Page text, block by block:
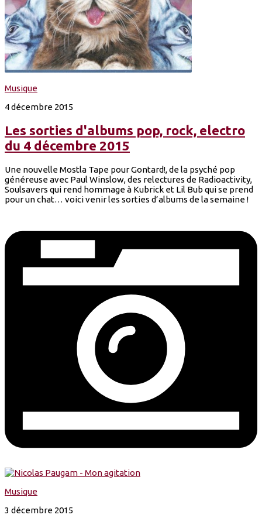
Musique
4 décembre 2015
Les sorties d'albums pop, rock, electro
du 4 décembre 2015
Une nouvelle Mostla Tape pour Gontard!, de la psyché pop
généreuse avec Paul Winslow, des relectures de Radioactivity,
Soulsavers qui rend hommage à Kubrick et Lil Bub qui se prend
pour un chat… voici venir les sorties d’albums de la semaine !
Musique
3 décembre 2015